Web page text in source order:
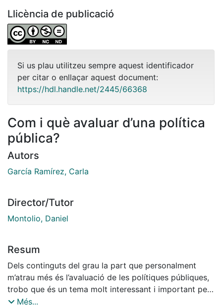
Llicència de publicació
Si us plau utilitzeu sempre aquest identificador
per citar o enllaçar aquest document:
https://hdl.handle.net/2445/66368
Com i què avaluar d’una política
pública?
Autors
García Ramírez, Carla
Director/Tutor
Montolio, Daniel
Resum
Dels continguts del grau la part que personalment
m’atrau més és l’avaluació de les polítiques públiques,
trobo que és un tema molt interessant i important per
poder fer una millor gestió dels programes i polítiques
Més...